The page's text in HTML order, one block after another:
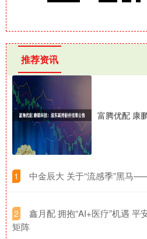
推荐资讯
富腾优配 康
1 中金辰大 关于“流感季”黑马
2
鑫月配 拥抱“AI+医疗”机遇 平
矩阵